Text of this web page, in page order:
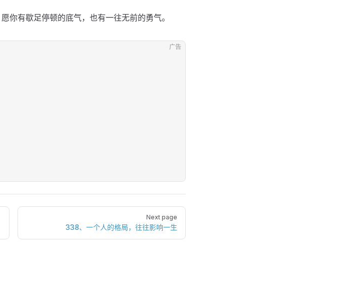
你有歇足停顿的底气，也有一往无前的勇气。
广告
Next page
338、一个人的格局，往往影响一生